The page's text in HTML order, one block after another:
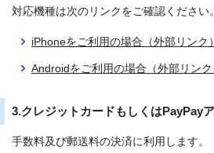
対応機種は次のリンクをご確認ください。
iPhoneをご利用の場合（外部リンク）
Androidをご利用の場合（外部リンク
3.クレジットカードもしくはPayPay
手数料及び郵送料の決済に利用します。